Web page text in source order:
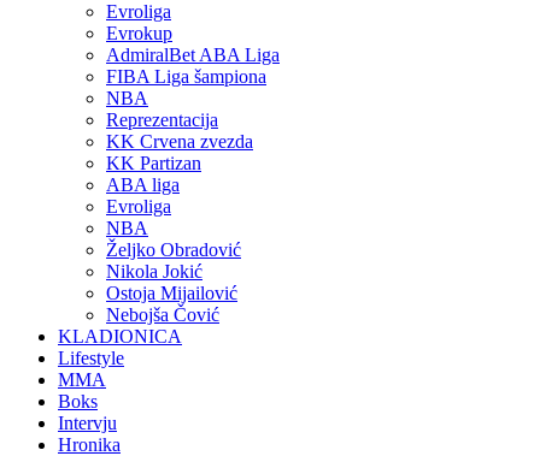
Evroliga
Evrokup
AdmiralBet ABA Liga
FIBA Liga šampiona
NBA
Reprezentacija
KK Crvena zvezda
KK Partizan
ABA liga
Evroliga
NBA
Željko Obradović
Nikola Jokić
Ostoja Mijailović
Nebojša Čović
KLADIONICA
Lifestyle
MMA
Boks
Intervju
Hronika